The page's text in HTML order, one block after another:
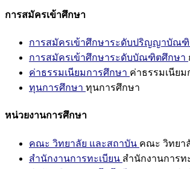
การสมัครเข้าศึกษา
การสมัครเข้าศึกษาระดับปริญญาบัณ
การสมัครเข้าศึกษาระดับบัณฑิตศึกษา
ค่าธรรมเนียมการศึกษา ค่าธรรมเนียม
ทุนการศึกษา ทุนการศึกษา
หน่วยงานการศึกษา
คณะ วิทยาลัย และสถาบัน คณะ วิทยา
สำนักงานการทะเบียน สำนักงานการท